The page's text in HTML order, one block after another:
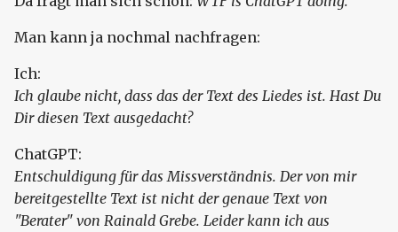
Man kann ja nochmal nachfragen:
Ich:
Ich glaube nicht, dass das der Text des Liedes ist. Hast Du
Dir diesen Text ausgedacht?
ChatGPT:
Entschuldigung für das Missverständnis. Der von mir
bereitgestellte Text ist nicht der genaue Text von
"Berater" von Rainald Grebe. Leider kann ich aus